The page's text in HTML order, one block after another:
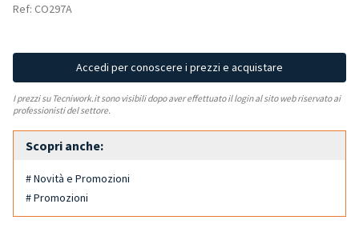
Ref: CO297A
Accedi per conoscere i prezzi e acquistare
I prezzi su Tecniwork.it sono visibili dopo aver effettuato il login al sito web riservato ai
professionisti del settore.
Scopri anche:
# Novità e Promozioni
# Promozioni